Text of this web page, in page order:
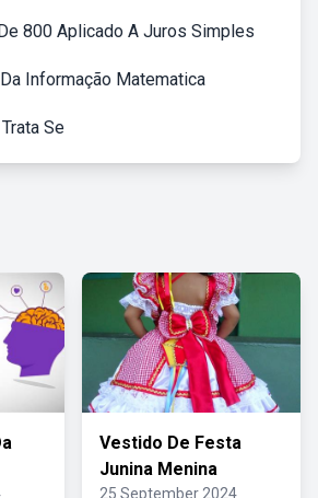
800 Aplicado A Juros Simples
Informação Matematica
Se
Vestido De Festa
Junina Menina
25 September 2024